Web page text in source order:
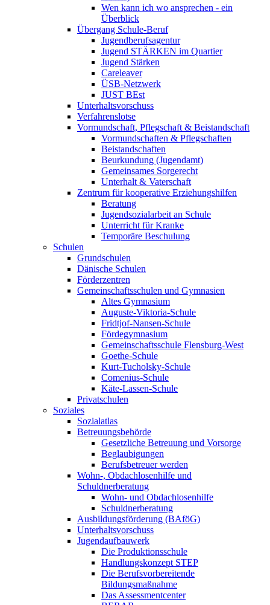
Wen kann ich wo ansprechen - ein
Überblick
Übergang Schule-Beruf
Jugendberufsagentur
Jugend STÄRKEN im Quartier
Jugend Stärken
Careleaver
ÜSB-Netzwerk
JUST BEst
Unterhaltsvorschuss
Verfahrenslotse
Vormundschaft, Pflegschaft & Beistandschaft
Vormundschaften & Pflegschaften
Beistandschaften
Beurkundung (Jugendamt)
Gemeinsames Sorgerecht
Unterhalt & Vaterschaft
Zentrum für kooperative Erziehungshilfen
Beratung
Jugendsozialarbeit an Schule
Unterricht für Kranke
Temporäre Beschulung
Schulen
Grundschulen
Dänische Schulen
Förderzentren
Gemeinschaftsschulen und Gymnasien
Altes Gymnasium
Auguste-Viktoria-Schule
Fridtjof-Nansen-Schule
Fördegymnasium
Gemeinschaftsschule Flensburg-West
Goethe-Schule
Kurt-Tucholsky-Schule
Comenius-Schule
Käte-Lassen-Schule
Privatschulen
Soziales
Sozialatlas
Betreuungsbehörde
Gesetzliche Betreuung und Vorsorge
Beglaubigungen
Berufsbetreuer werden
Wohn-, Obdachlosenhilfe und
Schuldnerberatung
Wohn- und Obdachlosenhilfe
Schuldnerberatung
Ausbildungsförderung (BAföG)
Unterhaltsvorschuss
Jugendaufbauwerk
Die Produktionsschule
Handlungskonzept STEP
Die Berufsvorbereitende
Bildungsmaßnahme
Das Assessmentcenter